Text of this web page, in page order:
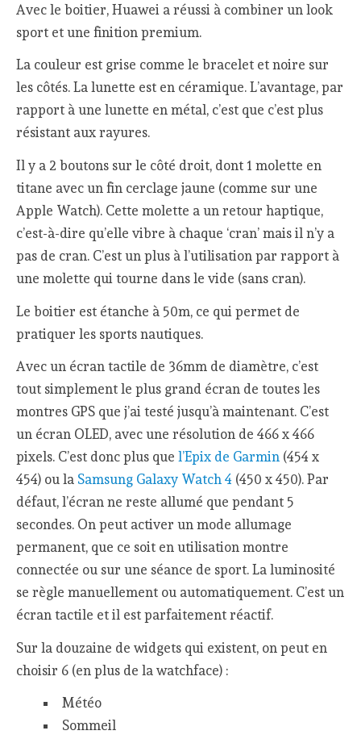
Avec le boitier, Huawei a réussi à combiner un look
sport et une finition premium.
La couleur est grise comme le bracelet et noire sur
les côtés. La lunette est en céramique. L’avantage, par
rapport à une lunette en métal, c’est que c’est plus
résistant aux rayures.
Il y a 2 boutons sur le côté droit, dont 1 molette en
titane avec un fin cerclage jaune (comme sur une
Apple Watch). Cette molette a un retour haptique,
c’est-à-dire qu’elle vibre à chaque ‘cran’ mais il n’y a
pas de cran. C’est un plus à l’utilisation par rapport à
une molette qui tourne dans le vide (sans cran).
Le boitier est étanche à 50m, ce qui permet de
pratiquer les sports nautiques.
Avec un écran tactile de 36mm de diamètre, c’est
tout simplement le plus grand écran de toutes les
montres GPS que j’ai testé jusqu’à maintenant. C’est
un écran OLED, avec une résolution de 466 x 466
pixels. C’est donc plus quel’Epix de Garmin (454 x
454) ou la Samsung Galaxy Watch 4 (450 x 450). Par
défaut, l’écran ne reste allumé que pendant 5
secondes. On peut activer un mode allumage
permanent, que ce soit en utilisation montre
connectée ou sur une séance de sport. La luminosité
se règle manuellement ou automatiquement. C’est un
écran tactile et il est parfaitement réactif.
Sur la douzaine de widgets qui existent, on peut en
choisir 6 (en plus de la watchface) :
Météo
Sommeil